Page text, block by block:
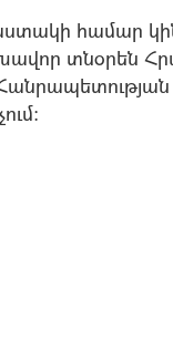
համար
տնօրեն